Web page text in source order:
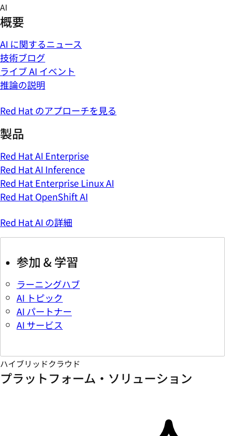
Skip
to
content
AI
概要
AI に関するニュース
技術ブログ
ライブ AI イベント
推論の説明
Red Hat のアプローチを見る
製品
Red Hat AI Enterprise
Red Hat AI Inference
Red Hat Enterprise Linux AI
Red Hat OpenShift AI
Red Hat AI の詳細
参加 & 学習
ラーニングハブ
AI トピック
AI パートナー
AI サービス
ハイブリッドクラウド
プラットフォーム・ソリューション